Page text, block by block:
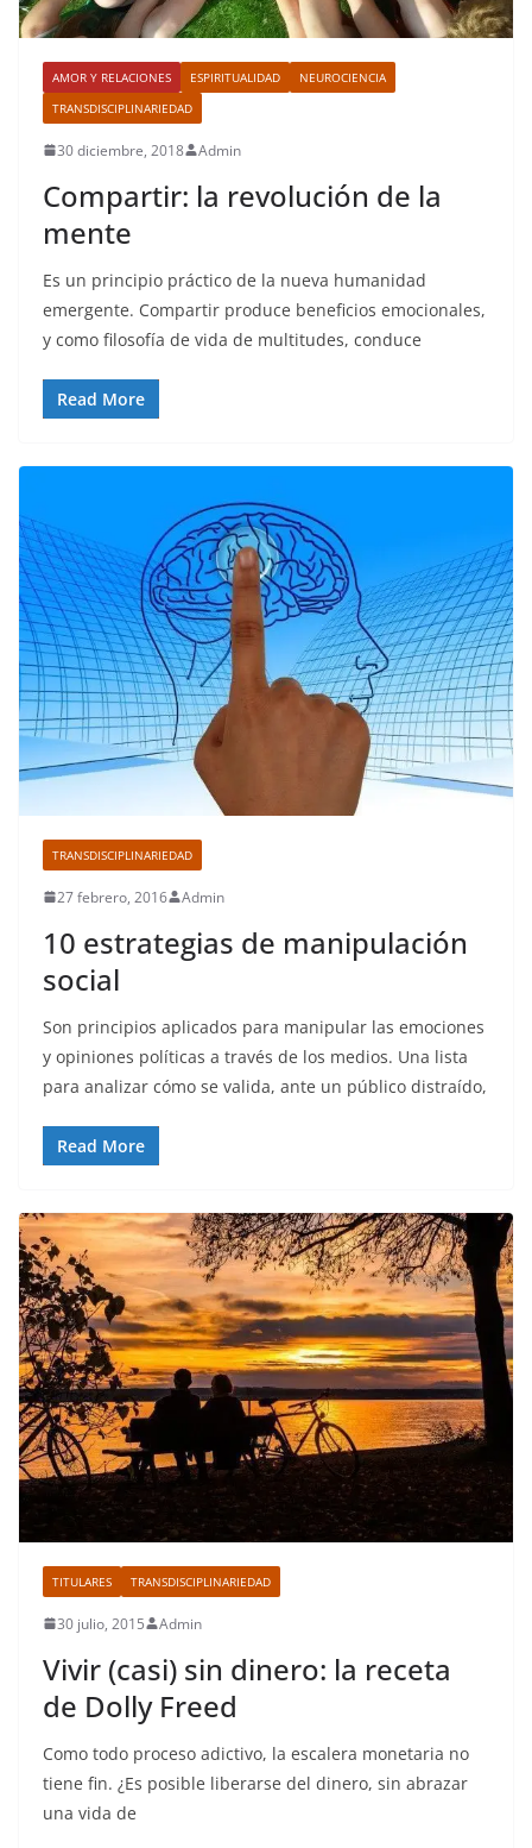
AMOR Y RELACIONES ESPIRITUALIDAD
NEUROCIENCIA
TRANSDISCIPLINARIEDAD
30 diciembre, 2018 Admin
Compartir: la revolución de la
mente
Es un principio práctico de la nueva humanidad
emergente. Compartir produce beneficios emocionales,
y como filosofía de vida de multitudes, conduce
Read More
TRANSDISCIPLINARIEDAD
27 febrero, 2016 Admin
10 estrategias de manipulación
social
Son principios aplicados para manipular las emociones
y opiniones políticas a través de los medios. Una lista
para analizar cómo se valida, ante un público distraído,
Read More
TITULARES TRANSDISCIPLINARIEDAD
30 julio, 2015 Admin
Vivir (casi) sin dinero: la receta
de Dolly Freed
Como todo proceso adictivo, la escalera monetaria no
tiene fin. ¿Es posible liberarse del dinero, sin abrazar
una vida de